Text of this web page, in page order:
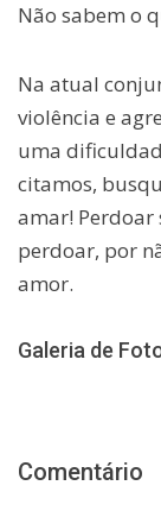
Não sabem o
Na atual
violência e
uma
citamos,
amar! Perdoar
perdoar, por
amor.
Galeria de
Comentário